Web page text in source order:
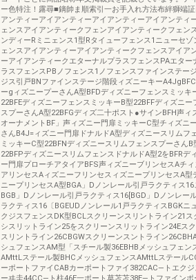
ー色特注！露尋■鏑帥ま順索引一お手入れ方法布絆獅端証
アンティーアイアンティーアイアンティーアイアンティ
ェンスアイアンティークフェンアイアンティークフェン
ンディーRミニェンス1型Rタイューフェンス1ニューセゾ
ェンスアイアンティーアイアンティークフェンスアイア
ーアイアンティークエターナルプラスフェンスPAエター
ラスフェンスPBノフェンス1ノフェンスファインステー
ジス引戸BNファインステージ階段ィズニーキー
ーgィズニープーさんA型BFDディズニーフェンスミッキ
22BFEディズニーフェンスミッキーB型22BFFディズニー
スプーさんA型22BFGディズ二十ポスト●サインBFH声ィ
オーナメントBF」声ィズニー門扉ミッキーC型チィズニ
さんB4J=ィズニー門扉ドナルドA型ディズニースリムフ
ミッキーC型22BFNディズニースリムフェンスプーさんB
22BFPディズニースリムフェンスドナルドA型2をBFRデ
ー門扉プローチアタイアBFS声ィズニーブリンセスAチィ
アリンセスAィズニーフリンセスィズニープリンセスA型
ニープリンセスA型BGA」Dノンレール引戸ラクティス16
BGB」Dノンレール引戸ラクティス16[BGD」Dノンレー
ラクティス16〔BGEUDノンレール1戸ラクティスBGKニ
クジスフェンスDK型BCLスクリーンスリントライン21ス
シスリットライン25をスクリーンスリットライン24Eス
スリントライン26CBGWスクリーンスントライン
シュフェンスAM型「スチール製36EBHBメッシュフェン
AMttLステール製BHCメッシュフェンスAMttLステール
ーポートファイCABカーポートファイ382CAC―トエクジ